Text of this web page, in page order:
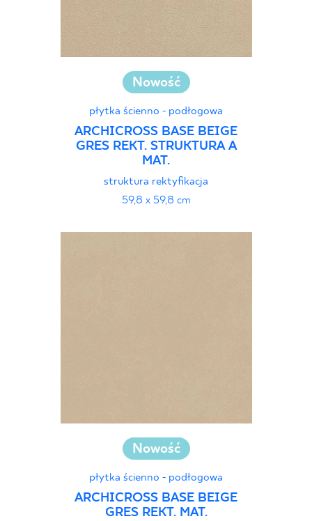
Nowość
płytka ścienno - podłogowa
ARCHICROSS BASE BEIGE
GRES REKT. STRUKTURA A
MAT.
struktura rektyfikacja
59,8 x 59,8 cm
Nowość
płytka ścienno - podłogowa
ARCHICROSS BASE BEIGE
GRES REKT. MAT.